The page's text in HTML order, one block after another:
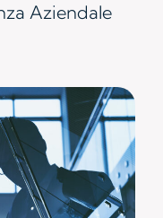
Aziendale